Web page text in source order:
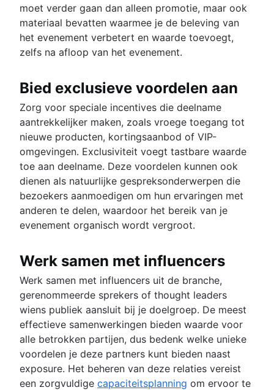
moet verder gaan dan alleen promotie, maar ook
materiaal bevatten waarmee je de beleving van
het evenement verbetert en waarde toevoegt,
zelfs na afloop van het evenement.
Bied exclusieve voordelen aan
Zorg voor speciale incentives die deelname
aantrekkelijker maken, zoals vroege toegang tot
nieuwe producten, kortingsaanbod of VIP-
omgevingen. Exclusiviteit voegt tastbare waarde
toe aan deelname. Deze voordelen kunnen ook
dienen als natuurlijke gespreksonderwerpen die
bezoekers aanmoedigen om hun ervaringen met
anderen te delen, waardoor het bereik van je
evenement organisch wordt vergroot.
Werk samen met influencers
Werk samen met influencers uit de branche,
gerenommeerde sprekers of thought leaders
wiens publiek aansluit bij je doelgroep. De meest
effectieve samenwerkingen bieden waarde voor
alle betrokken partijen, dus bedenk welke unieke
voordelen je deze partners kunt bieden naast
exposure. Het beheren van deze relaties vereist
een zorgvuldige capaciteitsplanning om ervoor te